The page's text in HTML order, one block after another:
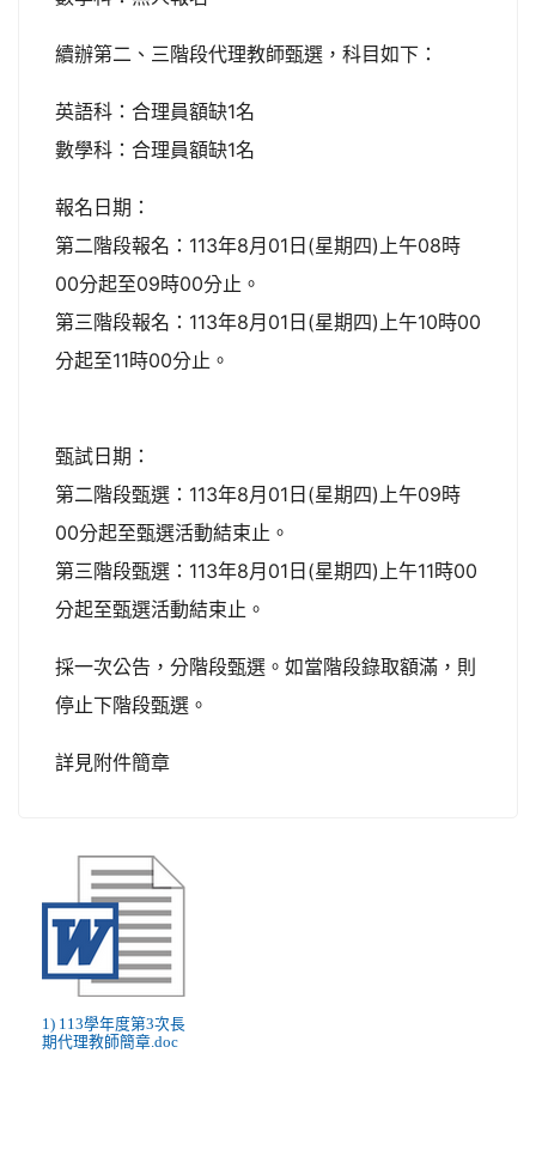
續辦第二、三階段代理教師甄選，科目如下：
英語科：合理員額缺1名
數學科：合理員額缺1名
報名日期：
第二階段報名：113年8月01日(星期四)上午08時
00分起至09時00分止。
第三階段報名：113年8月01日(星期四)上午10時00
分起至11時00分止。
甄試日期：
第二階段甄選：113年8月01日(星期四)上午09時
00分起至甄選活動結束止。
第三階段甄選：113年8月01日(星期四)上午11時00
分起至甄選活動結束止。
採一次公告，分階段甄選。如當階段錄取額滿，則
停止下階段甄選。
詳見附件簡章
1) 113學年度第3次長
期代理教師簡章.doc